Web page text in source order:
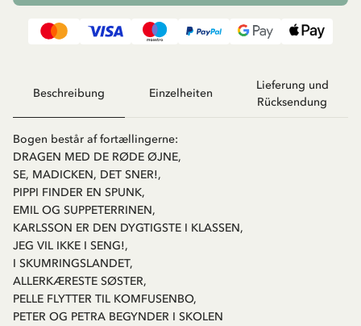
Beschreibung Einzelheiten
Lieferung und
Rücksendung
Bogen består af fortællingerne:
DRAGEN MED DE RØDE ØJNE,
SE, MADICKEN, DET SNER!,
PIPPI FINDER EN SPUNK,
EMIL OG SUPPETERRINEN,
KARLSSON ER DEN DYGTIGSTE I KLASSEN,
JEG VIL IKKE I SENG!,
I SKUMRINGSLANDET,
ALLERKÆRESTE SØSTER,
PELLE FLYTTER TIL KOMFUSENBO,
PETER OG PETRA BEGYNDER I SKOLEN